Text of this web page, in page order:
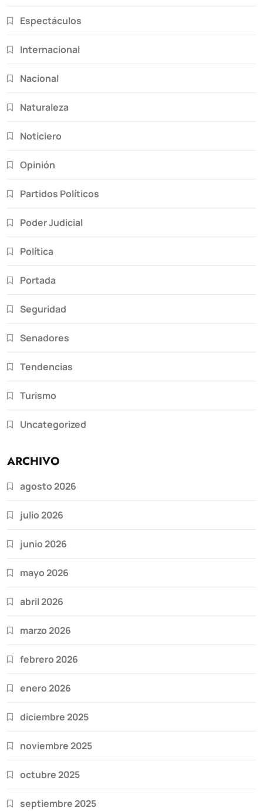
Espectáculos
Internacional
Nacional
Naturaleza
Noticiero
Opinión
Partidos Políticos
Poder Judicial
Política
Portada
Seguridad
Senadores
Tendencias
Turismo
Uncategorized
ARCHIVO
agosto 2026
julio 2026
junio 2026
mayo 2026
abril 2026
marzo 2026
febrero 2026
enero 2026
diciembre 2025
noviembre 2025
octubre 2025
septiembre 2025